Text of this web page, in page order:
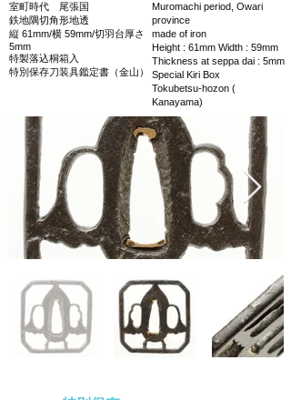
室町時代 尾張国
鉄地隅切角形地透
縦 61mm/横 59mm/切羽台厚さ
5mm
特製落込桐箱入
特別保存刀装具鑑定書（金山）
Muromachi period, Owari
province
made of iron
Height : 61mm Width : 59mm
Thickness at seppa dai : 5mm
Special Kiri Box
Tokubetsu-hozon (
Kanayama)